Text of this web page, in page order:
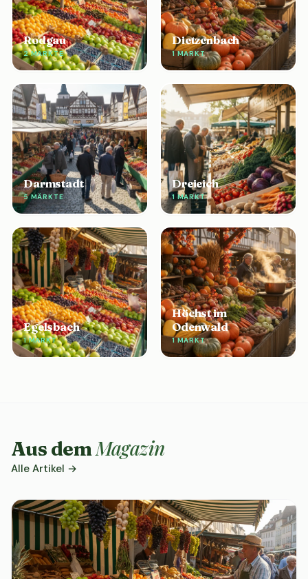
Rodgau
2 MÄRKTE
Dietzenbach
1 MARKT
Darmstadt
5 MÄRKTE
Dreieich
1 MARKT
Egelsbach
1 MARKT
Höchst im
Odenwald
1 MARKT
Aus demMagazin
Alle Artikel →